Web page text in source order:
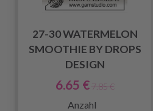
27-30 WATERMELON
SMOOTHIE BY DROPS
DESIGN
6.65 € 7.85 €
Anzahl